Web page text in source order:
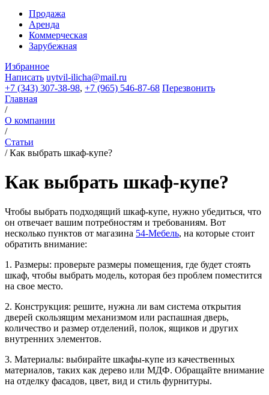
Продажа
Аренда
Коммерческая
Зарубежная
Избранное
Написать uytvil-ilicha@mail.ru
+7 (343) 307-38-98, +7 (965) 546-87-68 Перезвонить
Главная
/
О компании
/
Статьи
/Как выбрать шкаф-купе?
Как выбрать шкаф-купе?
Чтобы выбрать подходящий шкаф-купе, нужно убедиться, что
он отвечает вашим потребностям и требованиям. Вот
несколько пунктов от магазина 54-Мебель, на которые стоит
обратить внимание:
1. Размеры: проверьте размеры помещения, где будет стоять
шкаф, чтобы выбрать модель, которая без проблем поместится
на свое место.
2. Конструкция: решите, нужна ли вам система открытия
дверей скользящим механизмом или распашная дверь,
количество и размер отделений, полок, ящиков и других
внутренних элементов.
3. Материалы: выбирайте шкафы-купе из качественных
материалов, таких как дерево или МДФ. Обращайте внимание
на отделку фасадов, цвет, вид и стиль фурнитуры.